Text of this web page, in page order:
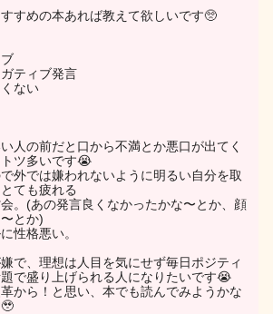
すめの本あれば教えて欲しいです🥺
ティブ発言
ない
人の前だと口から不満とか悪口が出てく
ツ多いです😭
外では嫌われないように明るい自分を取
ても疲れる
。(あの発言良くなかったかな〜とか、顔
とか)
性格悪い。
で、理想は人目を気にせず毎日ポジティ
で盛り上げられる人になりたいです😭
から！と思い、本でも読んでみようかな